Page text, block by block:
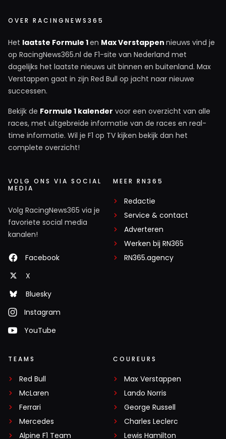
OVER RACINGNEWS365
Het laatste Formule 1en Max Verstappen nieuws vind je
op RacingNews365.nl de F1-site van Nederland met
dagelijks het laatste nieuws uit binnen en buitenland. Max
Verstappen gaat in zijn Red Bull op jacht naar nieuwe
successen.
Bekijk de Formule 1 kalender voor een overzicht van alle
races, met uitgebreide informatie van de races en real-
time informatie. Wil je F1 op TV kijken bekijk dan het
complete overzicht!
VOLG ONS VIA SOCIAL
MEDIA
Volg RacingNews365 via je
favoriete social media
kanalen!
Facebook
X
Bluesky
Instagram
YouTube
MEER RN365
Redactie
Service & contact
Adverteren
Werken bij RN365
RN365.agency
TEAMS
Red Bull
McLaren
Ferrari
Mercedes
Alpine F1 Team
COUREURS
Max Verstappen
Lando Norris
George Russell
Charles Leclerc
Lewis Hamilton